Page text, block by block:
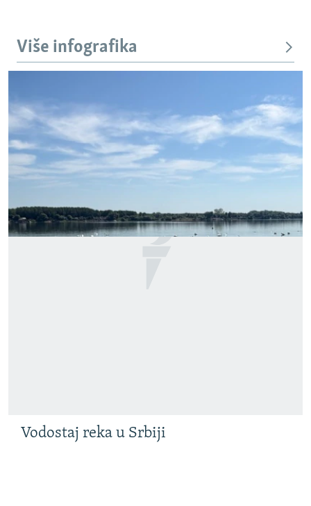
Više infografika
Vodostaj reka u Srbiji